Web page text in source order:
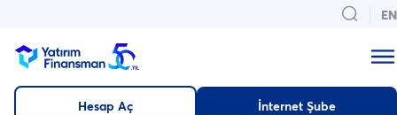
EN
Hesap Aç İnternet Şube